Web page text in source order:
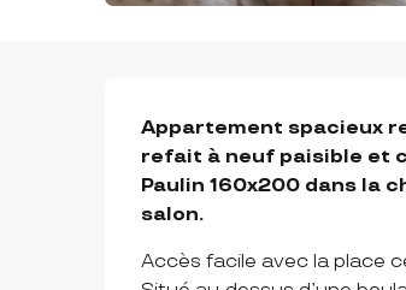
DESCRIPTION
Appartement spacieux
refait à neuf paisible et
Paulin 160x200 dans la
salon.
Accès facile avec la place